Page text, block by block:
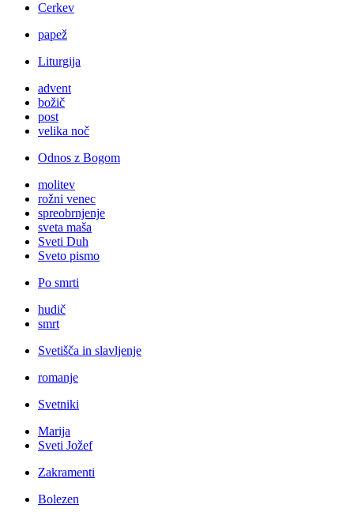
Cerkev
papež
Liturgija
advent
božič
post
velika noč
Odnos z Bogom
molitev
rožni venec
spreobrnjenje
sveta maša
Sveti Duh
Sveto pismo
Po smrti
hudič
smrt
Svetišča in slavljenje
romanje
Svetniki
Marija
Sveti Jožef
Zakramenti
Bolezen